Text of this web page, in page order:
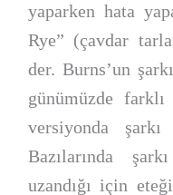
yaparken hata
Rye” (çavdar
der. Burns’un
günümüzde
versiyonda
Bazılarında
uzandığı için